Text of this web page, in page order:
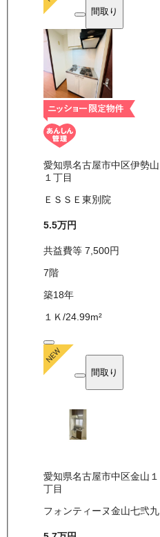
間取り
愛知県名古屋市中区伊勢山
１丁目
ＥＳＳＥ東別院
5.5万円
共益費等 7,500円
7階
築18年
１Ｋ /24.99m²
間取り
愛知県名古屋市中区金山１
丁目
フォンティーヌ金山七弐九